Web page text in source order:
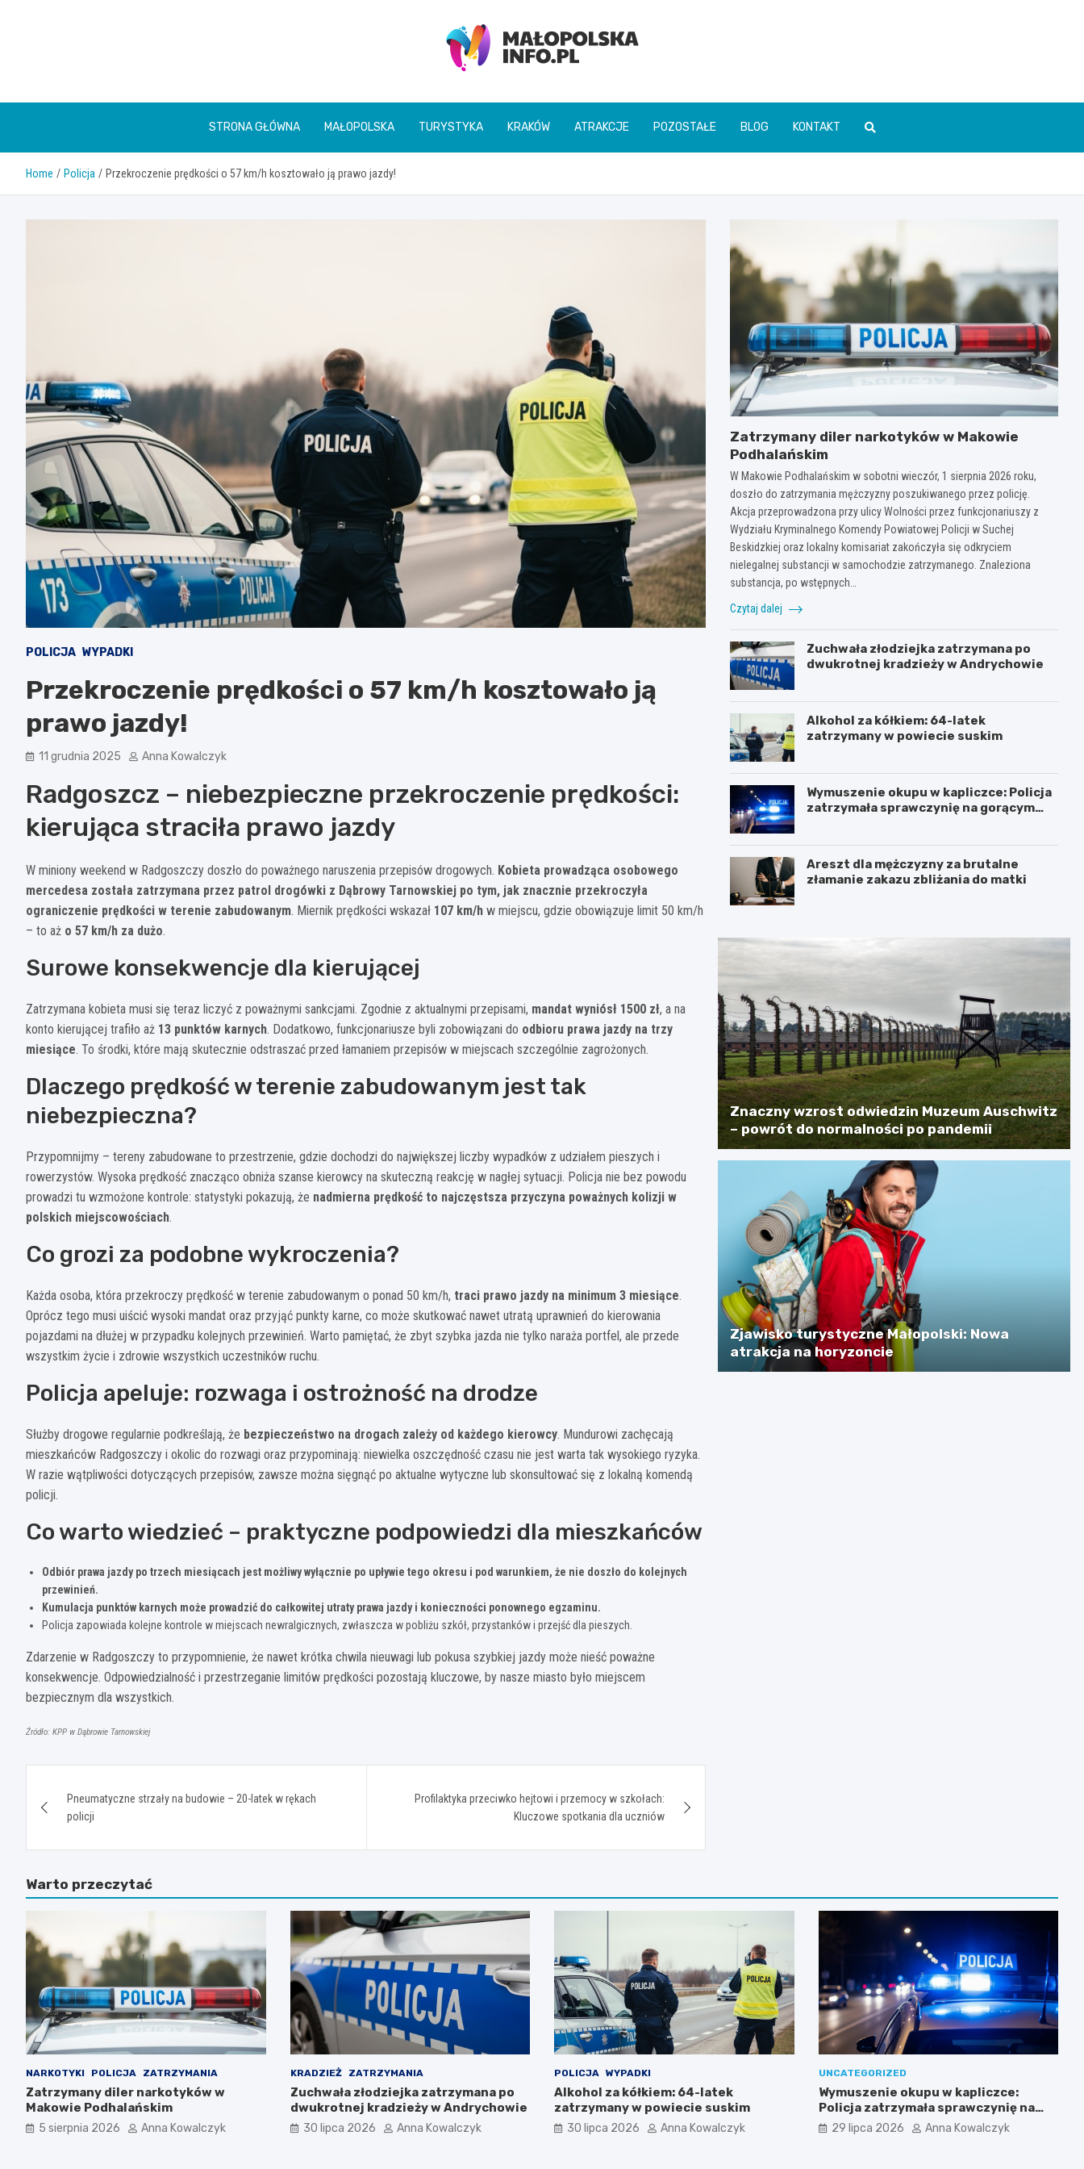
Małopolska Info
STRONA GŁÓWNA MAŁOPOLSKA TURYSTYKA KRAKÓW ATRAKCJE POZOSTAŁE BLOG KONTAKT
Home Policja Przekroczenie prędkości o 57 km/h kosztowało ją prawo jazdy!
POLICJA WYPADKI
Przekroczenie prędkości o 57 km/h kosztowało ją
prawo jazdy!
11 grudnia 2025 Anna Kowalczyk
Radgoszcz – niebezpieczne przekroczenie prędkości:
kierująca straciła prawo jazdy
W miniony weekend w Radgoszczy doszło do poważnego naruszenia przepisów drogowych. Kobieta prowadząca osobowego
mercedesa została zatrzymana przez patrol drogówki z Dąbrowy Tarnowskiej po tym, jak znacznie przekroczyła
ograniczenie prędkości w terenie zabudowanym. Miernik prędkości wskazał 107 km/h w miejscu, gdzie obowiązuje limit 50 km/h
– to aż o 57 km/h za dużo.
Surowe konsekwencje dla kierującej
Zatrzymana kobieta musi się teraz liczyć z poważnymi sankcjami. Zgodnie z aktualnymi przepisami, mandat wyniósł 1500 zł, a na
konto kierującej trafiło aż 13 punktów karnych. Dodatkowo, funkcjonariusze byli zobowiązani do odbioru prawa jazdy na trzy
miesiące. To środki, które mają skutecznie odstraszać przed łamaniem przepisów w miejscach szczególnie zagrożonych.
Dlaczego prędkość w terenie zabudowanym jest tak
niebezpieczna?
Przypomnijmy – tereny zabudowane to przestrzenie, gdzie dochodzi do największej liczby wypadków z udziałem pieszych i
rowerzystów. Wysoka prędkość znacząco obniża szanse kierowcy na skuteczną reakcję w nagłej sytuacji. Policja nie bez powodu
prowadzi tu wzmożone kontrole: statystyki pokazują, że nadmierna prędkość to najczęstsza przyczyna poważnych kolizji w
polskich miejscowościach.
Co grozi za podobne wykroczenia?
Każda osoba, która przekroczy prędkość w terenie zabudowanym o ponad 50 km/h, traci prawo jazdy na minimum 3 miesiące.
Oprócz tego musi uiścić wysoki mandat oraz przyjąć punkty karne, co może skutkować nawet utratą uprawnień do kierowania
pojazdami na dłużej w przypadku kolejnych przewinień. Warto pamiętać, że zbyt szybka jazda nie tylko naraża portfel, ale przede
wszystkim życie i zdrowie wszystkich uczestników ruchu.
Policja apeluje: rozwaga i ostrożność na drodze
Służby drogowe regularnie podkreślają, że bezpieczeństwo na drogach zależy od każdego kierowcy. Mundurowi zachęcają
mieszkańców Radgoszczy i okolic do rozwagi oraz przypominają: niewielka oszczędność czasu nie jest warta tak wysokiego ryzyka.
W razie wątpliwości dotyczących przepisów, zawsze można sięgnąć po aktualne wytyczne lub skonsultować się z lokalną komendą
policji.
Co warto wiedzieć – praktyczne podpowiedzi dla mieszkańców
Odbiór prawa jazdy po trzech miesiącach jest możliwy wyłącznie po upływie tego okresu i pod warunkiem, że nie doszło do kolejnych
przewinień.
Kumulacja punktów karnych może prowadzić do całkowitej utraty prawa jazdy i konieczności ponownego egzaminu.
Policja zapowiada kolejne kontrole w miejscach newralgicznych, zwłaszcza w pobliżu szkół, przystanków i przejść dla pieszych.
Zdarzenie w Radgoszczy to przypomnienie, że nawet krótka chwila nieuwagi lub pokusa szybkiej jazdy może nieść poważne
konsekwencje. Odpowiedzialność i przestrzeganie limitów prędkości pozostają kluczowe, by nasze miasto było miejscem
bezpiecznym dla wszystkich.
Źródło: KPP w Dąbrowie Tarnowskiej
wpisuPneumatyczne strzały na budowie – 20-latek w rękach
policji
Profilaktyka przeciwko hejtowi i przemocy w szkołach:
Kluczowe spotkania dla uczniów
Zatrzymany diler narkotyków w Makowie
Podhalańskim
W Makowie Podhalańskim w sobotni wieczór, 1 sierpnia 2026 roku,
doszło do zatrzymania mężczyzny poszukiwanego przez policję.
Akcja przeprowadzona przy ulicy Wolności przez funkcjonariuszy z
Wydziału Kryminalnego Komendy Powiatowej Policji w Suchej
Beskidzkiej oraz lokalny komisariat zakończyła się odkryciem
nielegalnej substancji w samochodzie zatrzymanego. Znaleziona
substancja, po wstępnych…
Czytaj dalej
Zuchwała złodziejka zatrzymana po
dwukrotnej kradzieży w Andrychowie
Alkohol za kółkiem: 64-latek
zatrzymany w powiecie suskim
Wymuszenie okupu w kapliczce: Policja
zatrzymała sprawczynię na gorącym
Areszt dla mężczyzny za brutalne
złamanie zakazu zbliżania do matki
Znaczny wzrost odwiedzin Muzeum Auschwitz
– powrót do normalności po pandemii
Zjawisko turystyczne Małopolski: Nowa
atrakcja na horyzoncie
Warto przeczytać
NARKOTYKI POLICJA ZATRZYMANIA
Zatrzymany diler narkotyków w
Makowie Podhalańskim
5 sierpnia 2026 Anna Kowalczyk
KRADZIEŻ ZATRZYMANIA
Zuchwała złodziejka zatrzymana po
dwukrotnej kradzieży w Andrychowie
30 lipca 2026 Anna Kowalczyk
POLICJA WYPADKI
Alkohol za kółkiem: 64-latek
zatrzymany w powiecie suskim
30 lipca 2026 Anna Kowalczyk
UNCATEGORIZED
Wymuszenie okupu w kapliczce:
Policja zatrzymała sprawczynię na
gorącym uczynku
29 lipca 2026 Anna Kowalczyk